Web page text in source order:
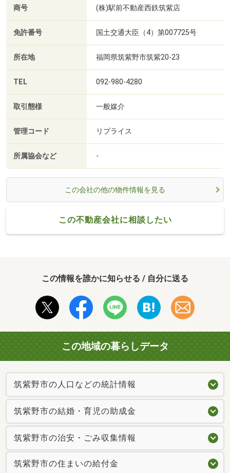
商号 (株)駅前不動産西鉄筑紫店
免許番号 国土交通大臣（4）第007725号
所在地 福岡県筑紫野市筑紫20-23
TEL 092-980-4280
取引態様 一般媒介
管理コード リプライス
所属協会など -
この会社の他の物件情報を見る
この不動産会社に相談したい
この情報を誰かに知らせる / 自分に送る
この地域の暮らしデータ
筑紫野市の人口などの統計情報
筑紫野市の結婚・育児の助成金
筑紫野市の治安・ごみ収集情報
筑紫野市の住まいの給付金